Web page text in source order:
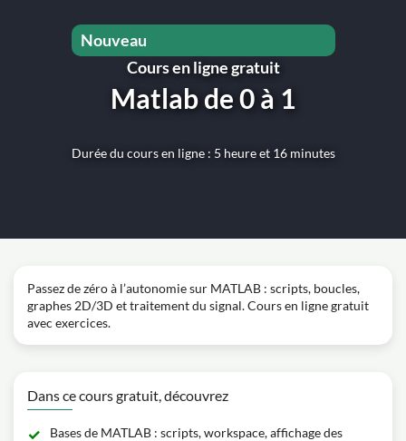
Cours en ligne gratuit
Matlab de 0 à 1
Durée du cours en ligne : 5 heure et 16 minutes
Nouveau
Passez de zéro à l’autonomie sur MATLAB : scripts, boucles,
graphes 2D/3D et traitement du signal. Cours en ligne gratuit
avec exercices.
Dans ce cours gratuit, découvrez
Bases de MATLAB : scripts, workspace, affichage des